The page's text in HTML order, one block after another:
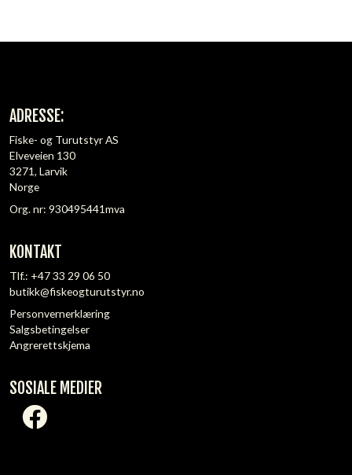
ADRESSE:
Fiske- og Turutstyr AS
Elveveien 130
3271, Larvik
Norge
Org. nr: 930495441mva
KONTAKT
Tlf.: +47 33 29 06 50
butikk@fiskeogturutstyr.no
Personvernerklæring
Salgsbetingelser
Angrerettskjema
SOSIALE MEDIER